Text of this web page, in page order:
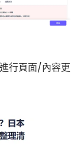
行頁面/內容更